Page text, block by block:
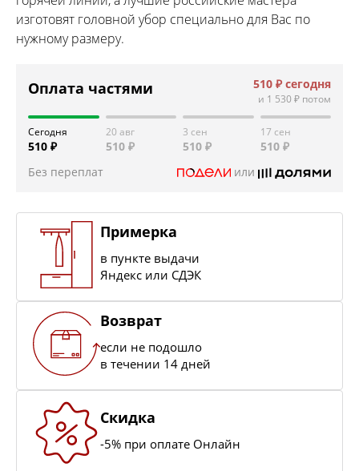
изготовят головной убор специально для Вас по
нужному размеру.
Оплата частями 510 ₽ сегодня
и 1 530 ₽ потом
Сегодня
510 ₽
20 авг
510 ₽
3 сен
510 ₽
17 сен
510 ₽
Без переплат
или
Примерка
в пункте выдачи
Яндекс или СДЭК
Возврат
если не подошло
в течении 14 дней
Скидка
-5% при оплате Онлайн